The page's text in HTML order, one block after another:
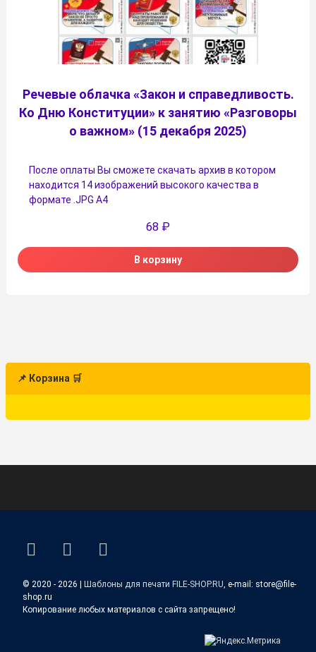
Речевые облачка «Закон и справедливость.
Ко Дню Конституции» к занятию «Разговоры
о важном» (15 декабря 2025)
После оплаты Вы сможете скачать архив в котором
находится 14 изображений высокого качества в
формате .JPG А4
68 ₽
В корзину
📌 Корзина 🛒
ВКонтакте
YouTube
E-mail
© 2020 - 2026 | Шаблоны для печати FILE-SHOP.RU, e-mail: store@file-
shop.ru
Копирование любых материалов с сайта запрещено!